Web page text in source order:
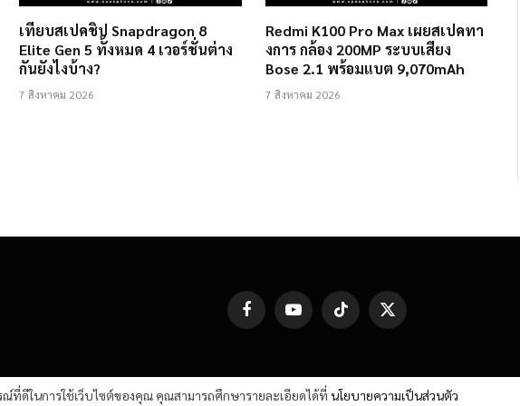
เทียบสเปคชิป Snapdragon 8
Elite Gen 5 ทั้งหมด 4 เวอร์ชั่นต่าง
กันยังไงบ้าง?
7 สิงหาคม 2026
Redmi K100 Pro Max เผยสเปคทา
งการ กล้อง 200MP ระบบเสียง
Bose 2.1 พร้อมแบต 9,070mAh
7 สิงหาคม 2026
FacebookYouTube TikTok
X
(Twitter)
ดีในการใช้เว็บไซต์ของคุณ คุณสามารถศึกษารายละเอียดได้ที่ นโยบายความเป็นส่วนตัว